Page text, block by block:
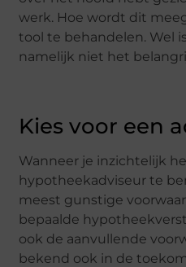
werk. Hoe wordt dit
tool te behandelen. Wel
namelijk niet het
Kies voor een
Wanneer je inzichtelijk
hypotheekadviseur te
meest gunstige
bepaalde
ook de aanvullende
bekend ook in de